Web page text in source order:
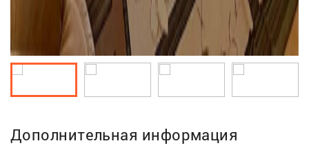
Дополнительная информация